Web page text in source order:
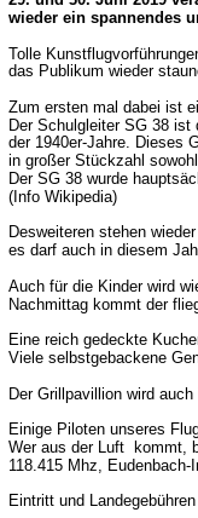
wieder ein spannendes
Tolle
das Publikum wieder
Zum ersten mal dabei ist
Der Schulgleiter SG 38 ist
der 1940er-Jahre. Dieses
in großer Stückzahl
Der SG 38 wurde
(Info Wikipedia)
Desweiteren stehen
es darf auch in diesem
Auch für die Kinder wird
Nachmittag kommt der
Eine reich gedeckte
Viele selbstgebackene
Der Grillpavillion wird
Einige Piloten unseres
Wer aus der Luft  kommt,
118.415 Mhz, Eudenbach-
Eintritt und